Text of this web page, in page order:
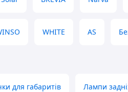
WHITE AS
для габаритів Лампи